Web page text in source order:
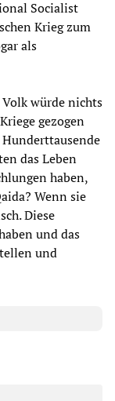
Socialist
Krieg zum
als
würde nichts
gezogen
das Leben
haben,
Wenn sie
Diese
und das
und